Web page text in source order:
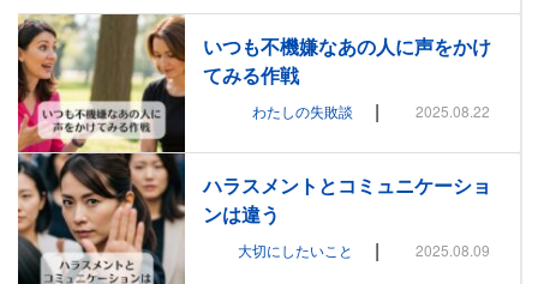
いつも不機嫌なあの人に声をかけ
てみる作戦
わたしの失敗談 | 2025.08.22
ハラスメントとコミュニケーショ
ンは違う
大切にしたいこと | 2025.08.09